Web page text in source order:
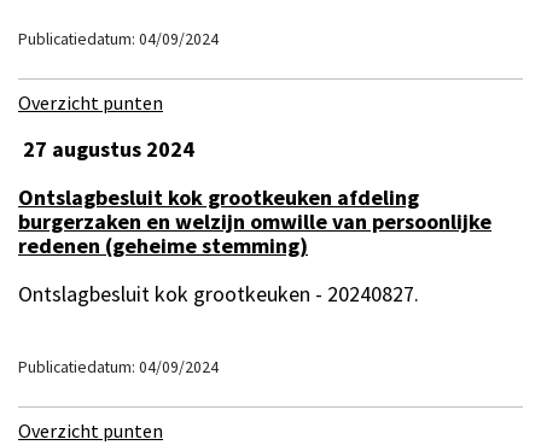
Publicatiedatum: 04/09/2024
Overzicht punten
27 augustus 2024
Ontslagbesluit kok grootkeuken afdeling
burgerzaken en welzijn omwille van persoonlijke
redenen (geheime stemming)
Ontslagbesluit kok grootkeuken - 20240827.
Publicatiedatum: 04/09/2024
Overzicht punten